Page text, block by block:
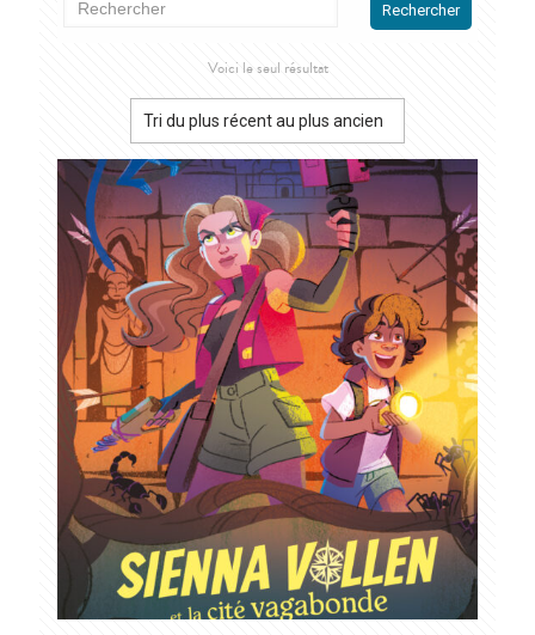
Rechercher
Voici le seul résultat